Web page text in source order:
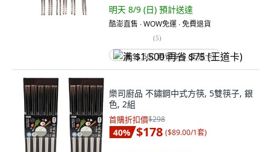
明天 8/9 (日) 預計送達
酷澎直售 ∙ WOW免運 ∙ 免費退貨
(5)
满 $1,500 再省 $75 (王道卡)
樂司廚品 不鏽鋼中式方筷, 5雙筷子, 銀
色, 2組
首購折扣價$298
40% $178 ($89.00/1套)